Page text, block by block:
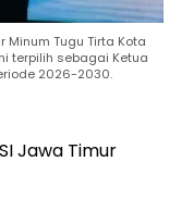
Minum Tugu Tirta Kota
terpilih sebagai Ketua
2026-2030.
Jawa Timur